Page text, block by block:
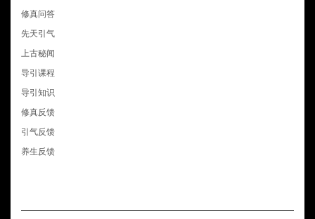
修真问答
先天引气
上古秘闻
导引课程
导引知识
修真反馈
引气反馈
养生反馈